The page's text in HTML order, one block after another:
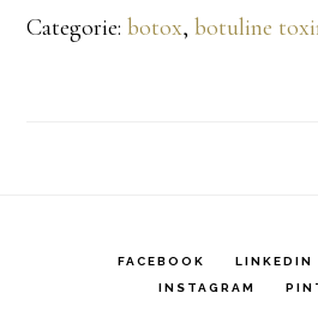
Categorie:botox,botuline
FACEBOOK LINKEDIN
INSTAGRAM